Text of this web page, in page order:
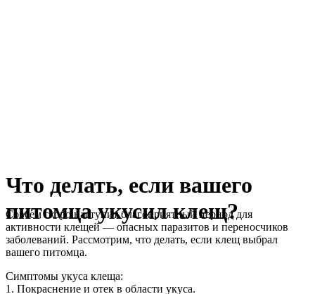
Что делать, если вашего
питомца укусил клещ?
Совсем скоро наступит благоприятный период для
активности клещей — опасных паразитов и переносчиков
заболеваний. Рассмотрим, что делать, если клещ выбрал
вашего питомца.
Симптомы укуса клеща:
1. Покраснение и отек в области укуса.